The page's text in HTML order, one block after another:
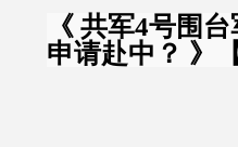
《 共军4号围
申请赴中？ 》